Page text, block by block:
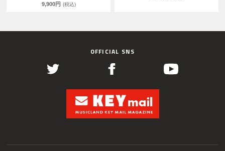
9,900円 (税込)
OFFICIAL SNS